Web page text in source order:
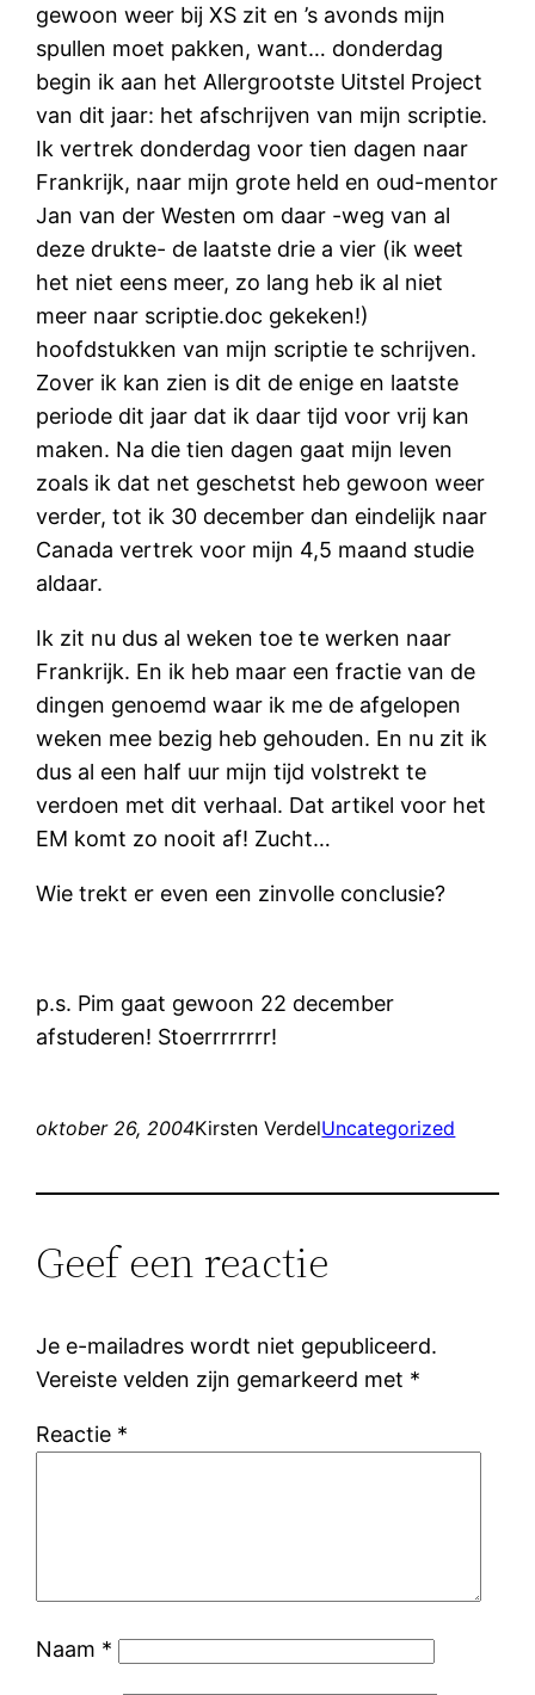
gewoon weer bij XS zit en ’s avonds mijn
spullen moet pakken, want… donderdag
begin ik aan het Allergrootste Uitstel Project
van dit jaar: het afschrijven van mijn scriptie.
Ik vertrek donderdag voor tien dagen naar
Frankrijk, naar mijn grote held en oud-mentor
Jan van der Westen om daar -weg van al
deze drukte- de laatste drie a vier (ik weet
het niet eens meer, zo lang heb ik al niet
meer naar scriptie.doc gekeken!)
hoofdstukken van mijn scriptie te schrijven.
Zover ik kan zien is dit de enige en laatste
periode dit jaar dat ik daar tijd voor vrij kan
maken. Na die tien dagen gaat mijn leven
zoals ik dat net geschetst heb gewoon weer
verder, tot ik 30 december dan eindelijk naar
Canada vertrek voor mijn 4,5 maand studie
aldaar.
Ik zit nu dus al weken toe te werken naar
Frankrijk. En ik heb maar een fractie van de
dingen genoemd waar ik me de afgelopen
weken mee bezig heb gehouden. En nu zit ik
dus al een half uur mijn tijd volstrekt te
verdoen met dit verhaal. Dat artikel voor het
EM komt zo nooit af! Zucht…
Wie trekt er even een zinvolle conclusie?
p.s. Pim gaat gewoon 22 december
afstuderen! Stoerrrrrrrr!
oktober 26, 2004Kirsten VerdelUncategorized
Geef een reactie
Je e-mailadres wordt niet gepubliceerd.
Vereiste velden zijn gemarkeerd met *
Reactie *
Naam *